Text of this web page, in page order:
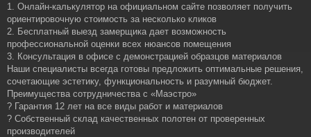
1. Онлайн-калькулятор на официальном сайте позволяет получить
ориентировочную стоимость за несколько кликов
2. Бесплатный выезд замерщика дает возможность
профессиональной оценки всех нюансов помещения
3. Консультация в офисе с демонстрацией образцов материалов
Наши специалисты всегда готовы предложить оптимальные решения,
сочетающие эстетику, функциональность и разумный бюджет.
Преимущества сотрудничества с «Маэстро»
? Гарантия 12 лет на все виды работ и материалов
? Собственный склад качественных полотен от проверенных
производителей